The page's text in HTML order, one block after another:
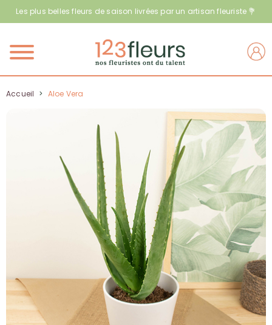
Les plus belles fleurs de saison livrées par un artisan fleuriste 💐
Menu
Accueil > Aloe Vera